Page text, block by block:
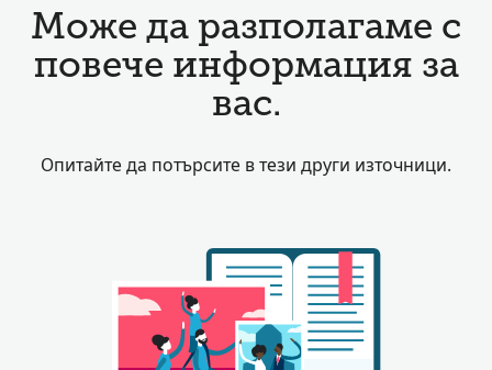
Може да разполагаме с
повече информация за
вас.
Опитайте да потърсите в тези други източници.